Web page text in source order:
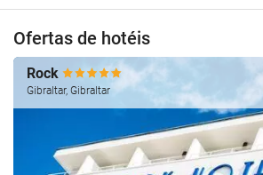
Ofertas de hotéis
Rock
Gibraltar, Gibraltar